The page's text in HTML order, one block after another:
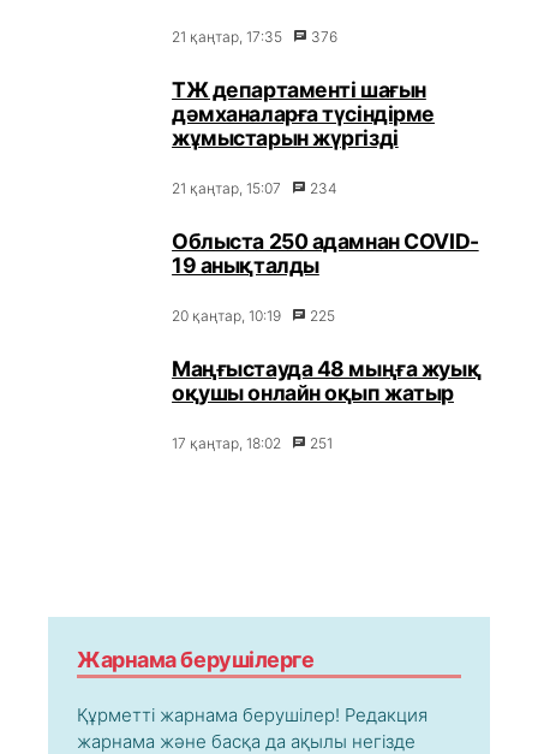
21 қаңтар, 17:35 376
ТЖ департаменті шағын
дәмханаларға түсіндірме
жұмыстарын жүргізді
21 қаңтар, 15:07 234
Облыста 250 адамнан COVID-
19 анықталды
20 қаңтар, 10:19 225
Маңғыстауда 48 мыңға жуық
оқушы онлайн оқып жатыр
17 қаңтар, 18:02 251
Жарнама берушілерге
Құрметті жарнама берушілер! Редакция
жарнама және басқа да ақылы негізде